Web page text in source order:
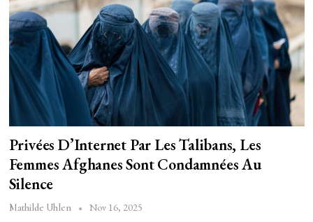
Privées D’Internet Par Les Talibans, Les
Femmes Afghanes Sont Condamnées Au
Silence
Mathilde Uhlen Nov 16, 2025